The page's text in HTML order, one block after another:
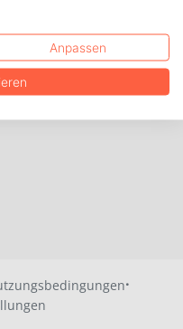
·
Anpassen